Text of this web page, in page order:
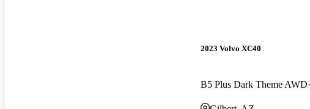
2023 Volvo XC40
B5 Plus Dark Theme AWD